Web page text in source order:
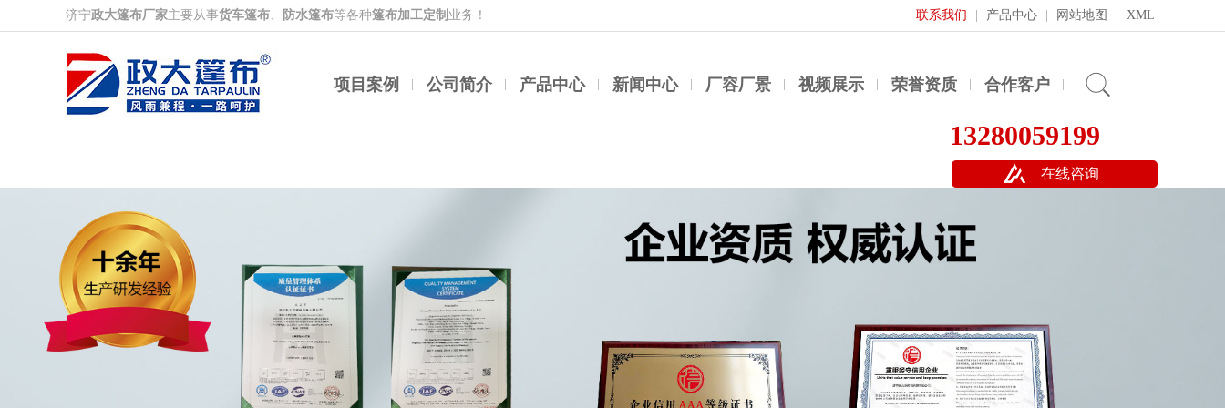
济宁政大篷布厂家主要从事货车篷布、 防水篷布等各种篷布加工定制 业务！ 联系我们 产品中心 网站地图 XML
项目案例 公司简介 产品中心 新闻中心 厂容厂景 视频展示 荣誉资质 合作客户
13280059199
在线咨询